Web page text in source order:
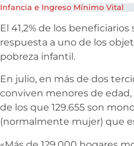
Infancia e Ingreso Mínimo Vital
El 41,2% de los
respuesta a uno de los
pobreza infantil.
En julio, en más de dos
conviven menores de edad,
de los que 129.655 son
(normalmente mujer) que